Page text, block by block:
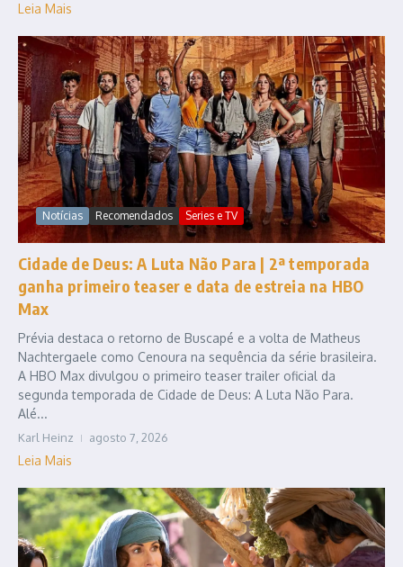
Leia Mais
Notícias Recomendados Series e TV
Cidade de Deus: A Luta Não Para | 2ª temporada
ganha primeiro teaser e data de estreia na HBO
Max
Prévia destaca o retorno de Buscapé e a volta de Matheus
Nachtergaele como Cenoura na sequência da série brasileira.
A HBO Max divulgou o primeiro teaser trailer oficial da
segunda temporada de Cidade de Deus: A Luta Não Para.
Alé...
Karl Heinz agosto 7, 2026
Leia Mais